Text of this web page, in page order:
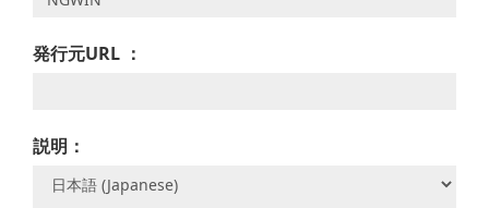
発行元URL ：
説明：